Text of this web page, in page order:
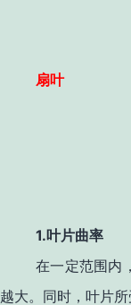
扇叶
1.叶片曲率
在一定范围内
越大。同时，叶片